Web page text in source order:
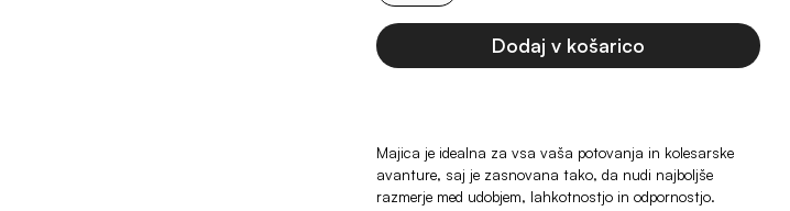
Majica je idealna za vsa vaša potovanja in kolesarske
avanture, saj je zasnovana tako, da nudi najboljše
razmerje med udobjem, lahkotnostjo in odpornostjo.